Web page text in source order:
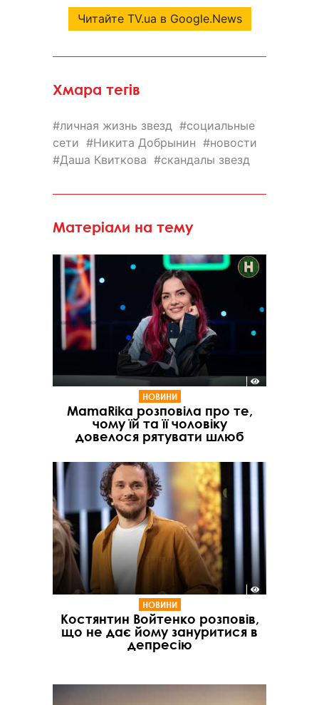
Читайте TV.ua в Google.News
Хмара тегів
личная жизнь звезд
социальные
сети
Никита Добрынин
новости
Даша Квиткова
скандалы звезд
Матеріали на тему
НОВИНИ
MamaRika розповіла про те,
чому їй та її чоловіку
довелося рятувати шлюб
НОВИНИ
Костянтин Войтенко розповів,
що не дає йому зануритися в
депресію